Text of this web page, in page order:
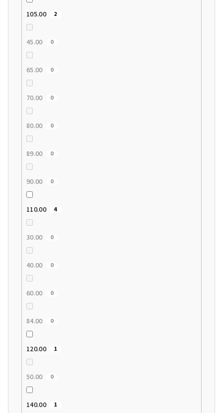
105.00 2
45.00 0
65.00 0
70.00 0
80.00 0
89.00 0
90.00 0
110.00 4
30.00 0
40.00 0
60.00 0
84.00 0
120.00 1
50.00 0
140.00 1